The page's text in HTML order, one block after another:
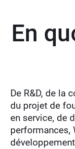
En
De R&D, de la
du projet de
en service, de
performances,